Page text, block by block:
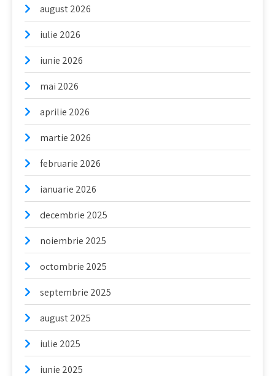
august 2026
iulie 2026
iunie 2026
mai 2026
aprilie 2026
martie 2026
februarie 2026
ianuarie 2026
decembrie 2025
noiembrie 2025
octombrie 2025
septembrie 2025
august 2025
iulie 2025
iunie 2025